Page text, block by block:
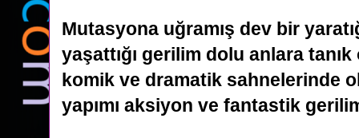
Mutasyona uğramış dev bir
yaşattığı gerilim dolu anlara tanık
komik ve dramatik sahnelerinde
yapımı aksiyon ve fantastik